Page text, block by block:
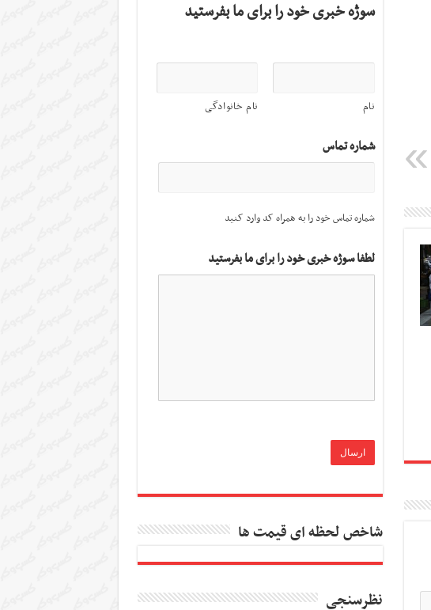
سوژه خبری خود را برای ما بفرستید
نام نام خانوادگی
شماره تماس
شماره تماس خود را به همراه کد وارد کنید
لطفا سوژه خبری خود را برای ما بفرستید
شاخص لحظه ای قیمت ها
نظرسنجی